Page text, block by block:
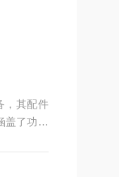
，其配件
盖了功率